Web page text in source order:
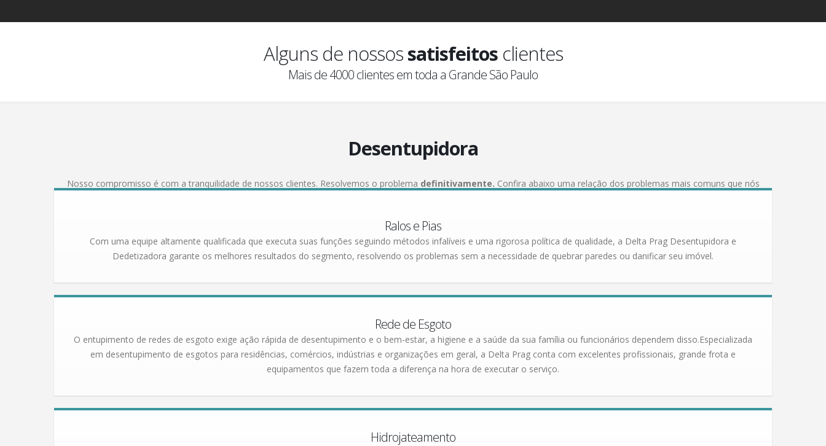
Alguns de nossossatisfeitos clientes
Mais de 4000 clientes em toda a Grande São Paulo
Desentupidora
Nosso compromisso é com a tranquilidade de nossos clientes. Resolvemos o problema definitivamente. Confira abaixo uma relação dos problemas mais comuns que nós
Ralos e Pias
Com uma equipe altamente qualificada que executa suas funções seguindo métodos infalíveis e uma rigorosa política de qualidade, a Delta Prag Desentupidora e
Dedetizadora garante os melhores resultados do segmento, resolvendo os problemas sem a necessidade de quebrar paredes ou danificar seu imóvel.
Rede de Esgoto
O entupimento de redes de esgoto exige ação rápida de desentupimento e o bem-estar, a higiene e a saúde da sua família ou funcionários dependem disso.Especializada
em desentupimento de esgotos para residências, comércios, indústrias e organizações em geral, a Delta Prag conta com excelentes profissionais, grande frota e
equipamentos que fazem toda a diferença na hora de executar o serviço.
Hidrojateamento